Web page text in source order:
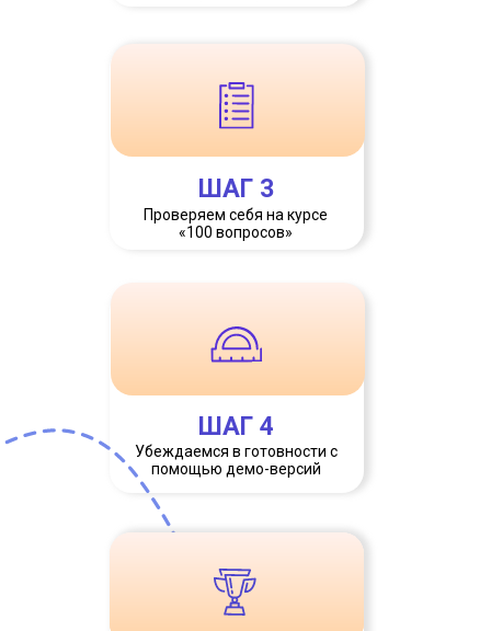
Проверяем себя на курсе
«100 вопросов»
Убеждаемся в готовности с
помощью демо-версий
ШАГ 3
ШАГ 4